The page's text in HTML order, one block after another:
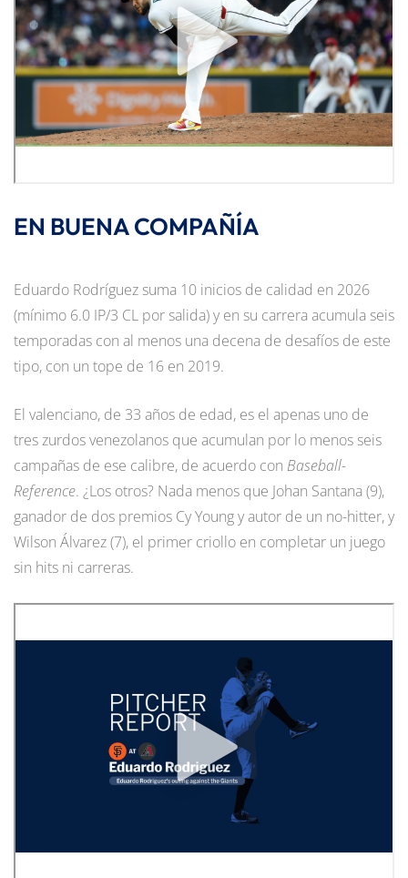
EN BUENA COMPAÑÍA
Eduardo Rodríguez suma 10 inicios de calidad en 2026
(mínimo 6.0 IP/3 CL por salida) y en su carrera acumula seis
temporadas con al menos una decena de desafíos de este
tipo, con un tope de 16 en 2019.
El valenciano, de 33 años de edad, es el apenas uno de
tres zurdos venezolanos que acumulan por lo menos seis
campañas de ese calibre, de acuerdo con Baseball-
Reference. ¿Los otros? Nada menos que Johan Santana (9),
ganador de dos premios Cy Young y autor de un no-hitter, y
Wilson Álvarez (7), el primer criollo en completar un juego
sin hits ni carreras.